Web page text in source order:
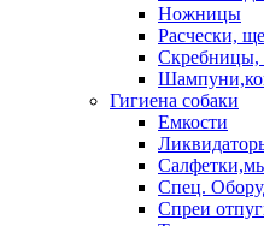
Ножницы
Расчески,
Скребницы,
Гигиена собаки
Емкости
Спец.
Спреи